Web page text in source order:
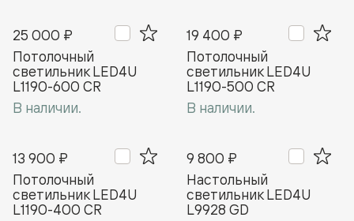
25 000 ₽
Потолочный
cветильник LED4U
L1190-600 CR
В наличии.
19 400 ₽
Потолочный
cветильник LED4U
L1190-500 CR
В наличии.
13 900 ₽
Потолочный
cветильник LED4U
L1190-400 CR
9 800 ₽
Настольный
светильник LED4U
L9928 GD